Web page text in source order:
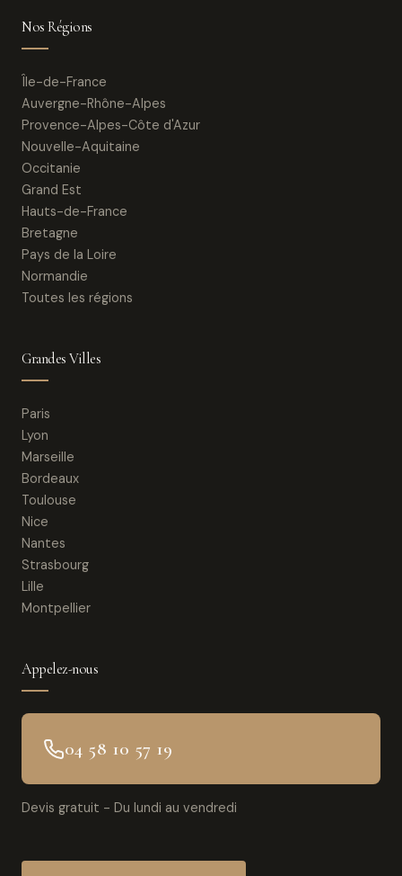
Nos Régions
Île-de-France
Auvergne-Rhône-Alpes
Provence-Alpes-Côte d'Azur
Nouvelle-Aquitaine
Occitanie
Grand Est
Hauts-de-France
Bretagne
Pays de la Loire
Normandie
Toutes les régions
Grandes Villes
Paris
Lyon
Marseille
Bordeaux
Toulouse
Nice
Nantes
Strasbourg
Lille
Montpellier
Appelez-nous
04 58 10 57 19
Devis gratuit - Du lundi au vendredi